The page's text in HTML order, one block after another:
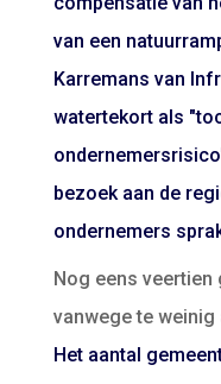
van een
Karremans van
watertekort als
bezoek aan de
ondernemers
Nog eens
vanwege te weinig
Het aantal